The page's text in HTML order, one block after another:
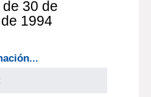
30 de
1994